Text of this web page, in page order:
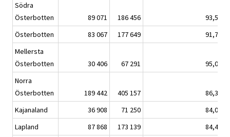
Södra
Österbotten
89 071 186 456
93,5
Österbotten
83 067 177 649
91,7
Mellersta
Österbotten
30 406 67 291
95,0
Norra
Österbotten
189 442 405 157
86,3
Kajanaland
36 908 71 250
84,0
Lapland
87 868 173 139
84,4